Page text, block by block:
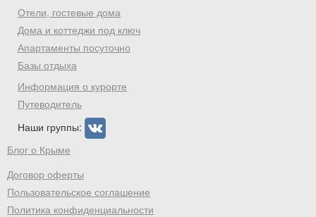
Отели, гостевые дома
Дома и коттеджи под ключ
Апартаменты посуточно
Базы отдыха
Информация о курорте
Путеводитель
Наши группы:
Блог о Крыме
Договор оферты
Пользовательское соглашение
Политика конфиденциальности
Скидка −5%
Хочешь дешевле? Оставь почту и получи